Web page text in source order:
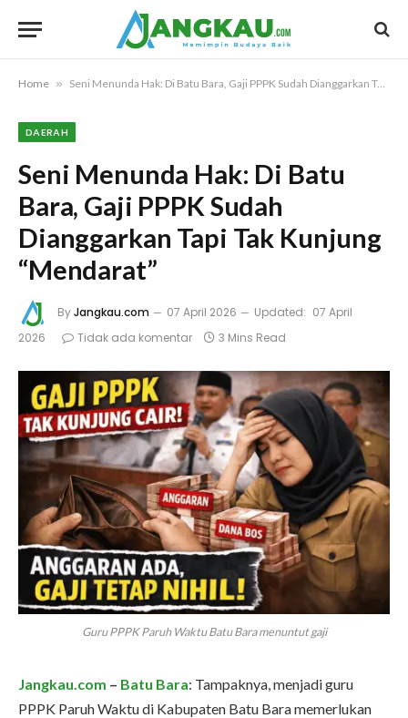
Home » Seni Menunda Hak: Di Batu Bara, Gaji PPPK Sudah Dianggarkan Tapi Tak Kunjung “Mendarat”
DAERAH
Seni Menunda Hak: Di Batu
Bara, Gaji PPPK Sudah
Dianggarkan Tapi Tak Kunjung
“Mendarat”
ByJangkau.com 07 April 2026 Updated: 07 April
2026
Tidak ada komentar 3 Mins Read
Guru PPPK Paruh Waktu Batu Bara menuntut gaji
Jangkau.com – Batu Bara: Tampaknya, menjadi guru
PPPK Paruh Waktu di Kabupaten Batu Bara memerlukan